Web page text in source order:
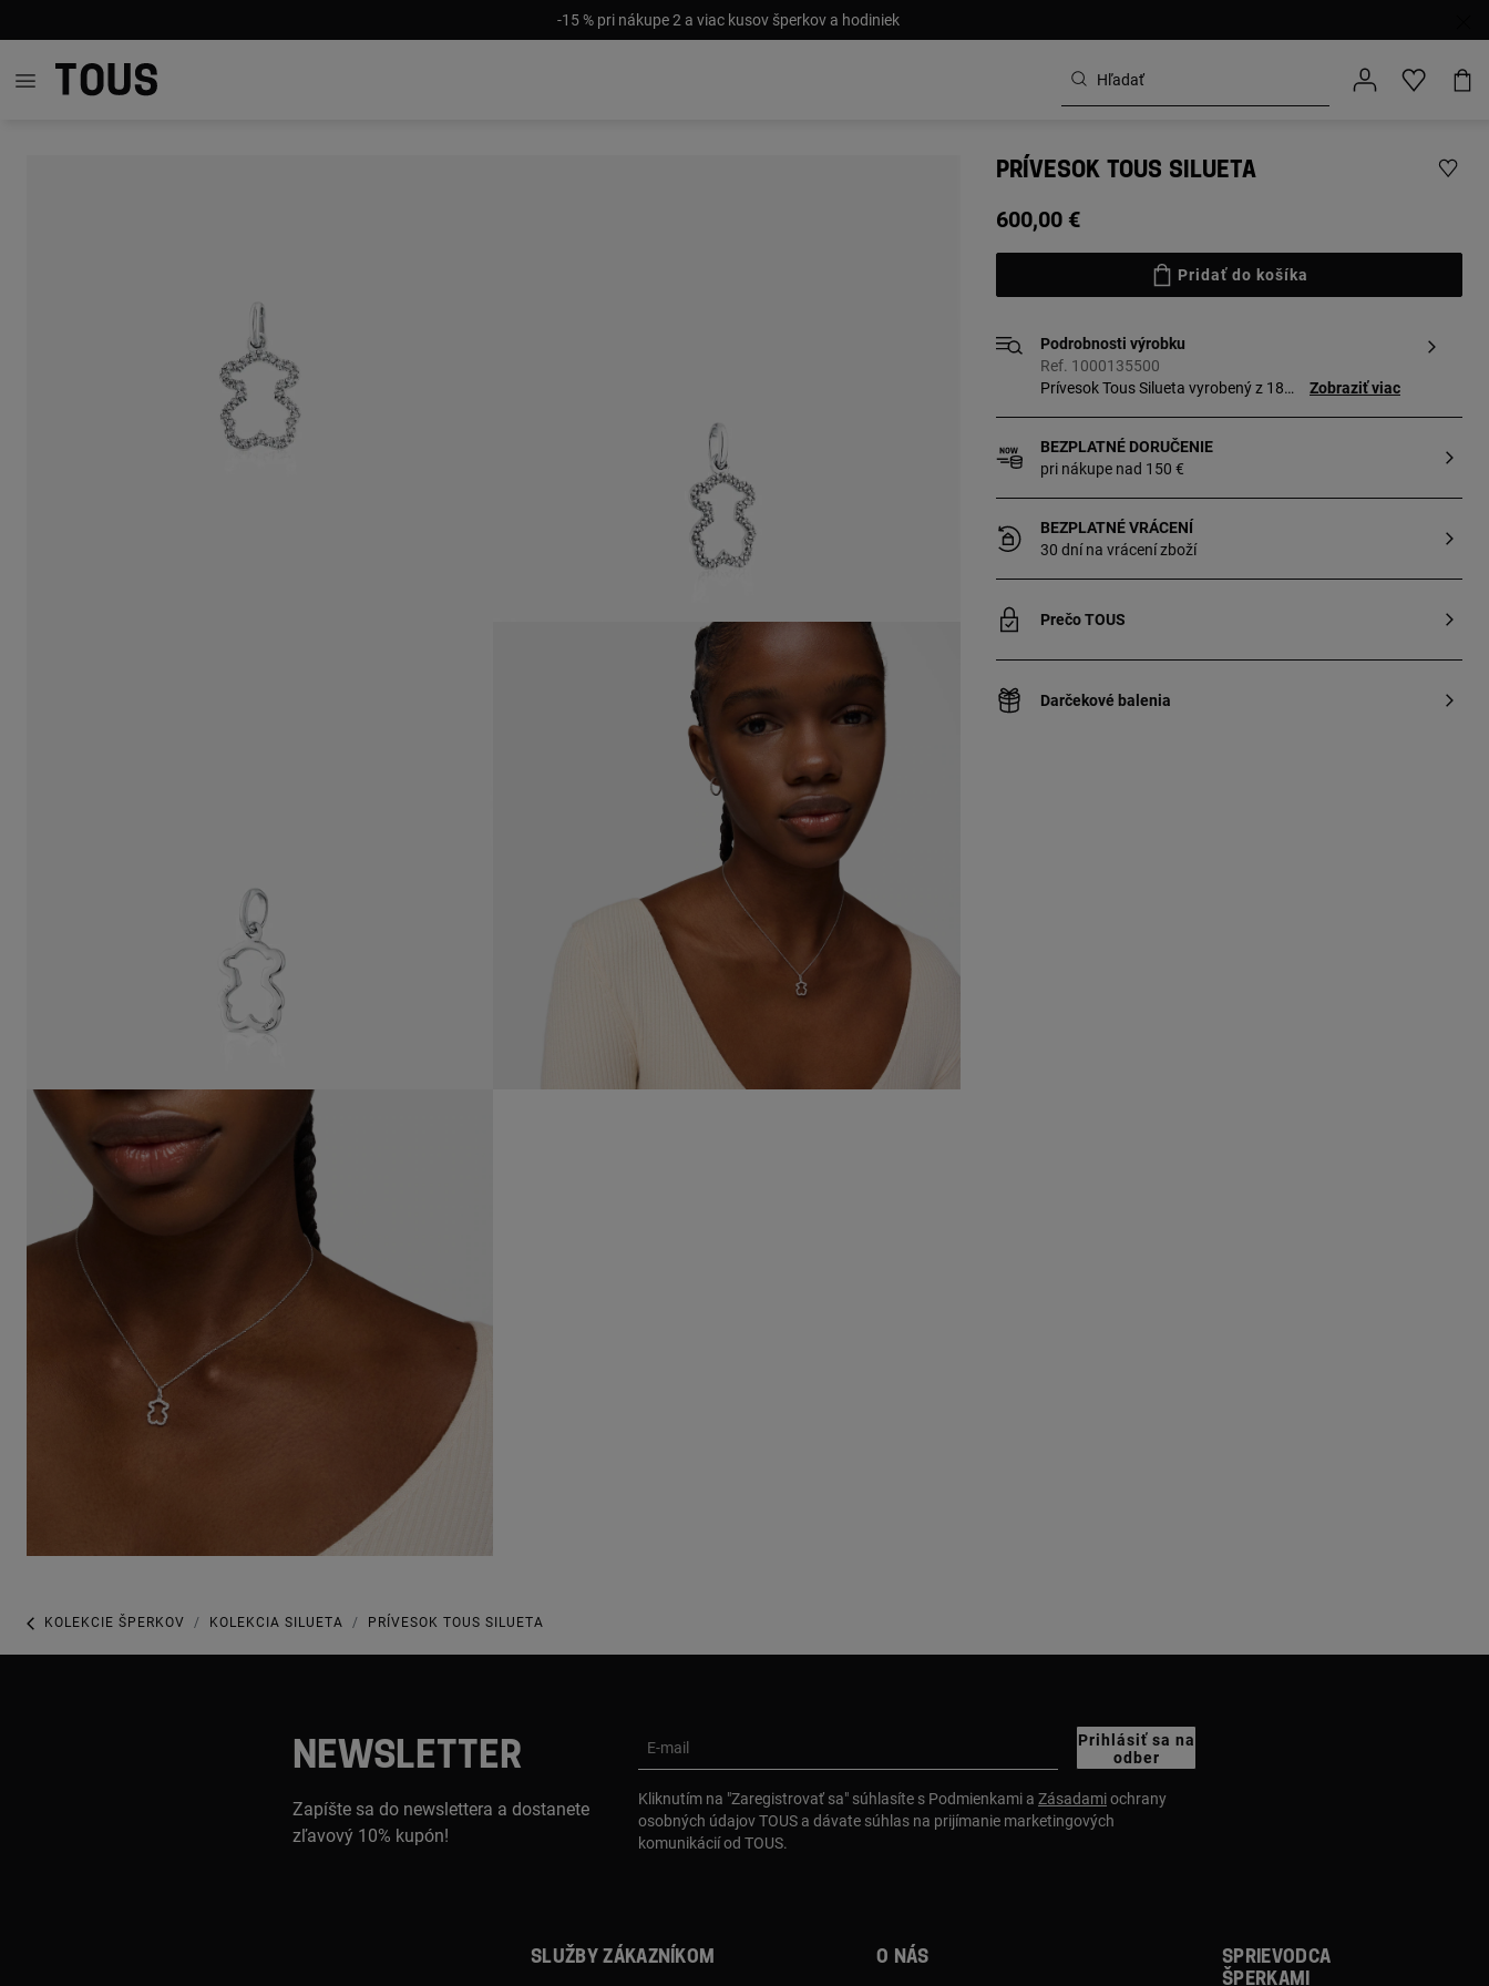
-15 % pri nákupe 2 a viac kusov šperkov a hodiniek
PRÍVESOK TOUS SILUETA
600,00 €
Pridať do košíka
Podrobnosti výrobku
Ref. 1000135500
Prívesok Tous Silueta vyrobený z 18
Zobraziť viac
BEZPLATNÉ DORUČENIE
pri nákupe nad 150 €
BEZPLATNÉ VRÁCENÍ
30 dní na vrácení zboží
Prečo TOUS
Darčekové balenia
KOLEKCIE ŠPERKOV KOLEKCIA SILUETA PRÍVESOK TOUS SILUETA
NEWSLETTER
Zapíšte sa do newslettera a dostanete
zľavový 10% kupón!
E-mail
Prihlásiť sa na
odber
Kliknutím na "Zaregistrovať sa" súhlasíte s Podmienkami a Zásadamiochrany
osobných údajov TOUS a dávate súhlas na prijímanie marketingových
komunikácií od TOUS.
Služby zákazníkom O nás
Sprievodca
šperkami